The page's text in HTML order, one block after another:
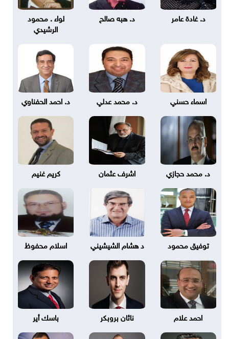
د. غادة عامر د. هبه صالح
لواء . محمود
الرشيدي
اسماء حسني د. محمد عدلي د. احمد الحفناوي
د. محمد حجازي اشرف عثمان كريم غنيم
توفيق محمود د هشام الشيشيني اسلام محفوظ
احمد علام ناثان بروبكر باسك أير